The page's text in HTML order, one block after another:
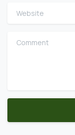
Website
Comment